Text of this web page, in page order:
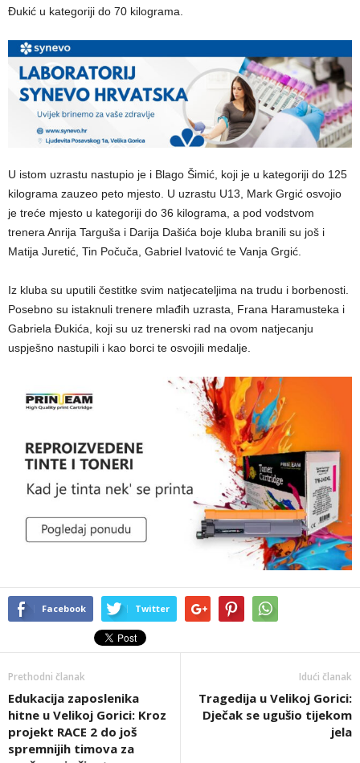
Đukić u kategoriji do 70 kilograma.
U istom uzrastu nastupio je i Blago Šimić, koji je u kategoriji do 125
kilograma zauzeo peto mjesto. U uzrastu U13, Mark Grgić osvojio
je treće mjesto u kategoriji do 36 kilograma, a pod vodstvom
trenera Anrija Targuša i Darija Dašića boje kluba branili su još i
Matija Juretić, Tin Počuča, Gabriel Ivatović te Vanja Grgić.
Iz kluba su uputili čestitke svim natjecateljima na trudu i borbenosti.
Posebno su istaknuli trenere mlađih uzrasta, Frana Haramusteka i
Gabriela Đukića, koji su uz trenerski rad na ovom natjecanju
uspješno nastupili i kao borci te osvojili medalje.
Facebook Twitter
Prethodni članak
Edukacija zaposlenika
hitne u Velikoj Gorici: Kroz
projekt RACE 2 do još
spremnijih timova za
Idući članak
Tragedija u Velikoj Gorici:
Dječak se ugušio tijekom
jela